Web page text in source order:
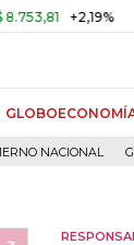
+2,19%
NACIONAL